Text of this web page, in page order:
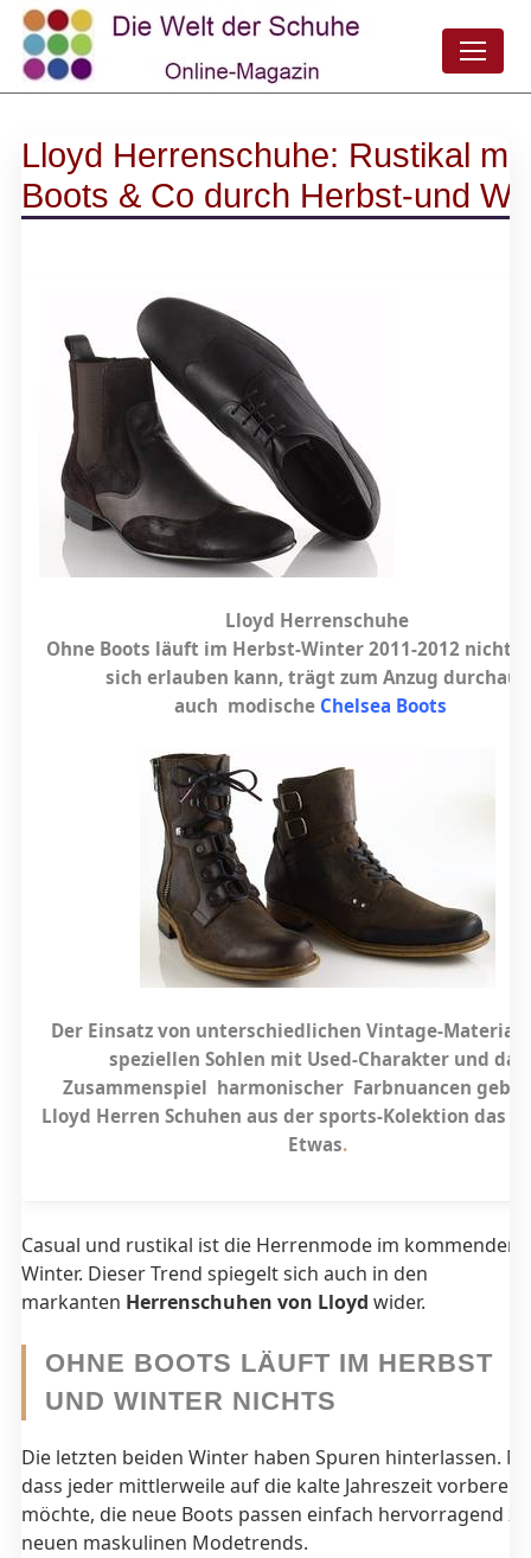
Lloyd Herrenschuhe: Rustikal mit
Boots & Co durch Herbst-und
Lloyd Herrenschuhe
Ohne Boots läuft im Herbst-Winter 2011-2012 nichts.
sich erlauben kann, trägt zum Anzug durchaus
auch modische Chelsea Boots
Der Einsatz von unterschiedlichen Vintage-
speziellen Sohlen mit Used-Charakter und das
Zusammenspiel harmonischer Farbnuancen
Lloyd Herren Schuhen aus der sports-Kolektion das
Etwas.
Casual und rustikal ist die Herrenmode im kommenden
Winter. Dieser Trend spiegelt sich auch in den
markanten Herrenschuhen von Lloyd wider.
OHNE BOOTS LÄUFT IM HERBST
UND WINTER NICHTS
Die letzten beiden Winter haben Spuren hinterlassen.
dass jeder mittlerweile auf die kalte Jahreszeit
möchte, die neue Boots passen einfach hervorragend
neuen maskulinen Modetrends.